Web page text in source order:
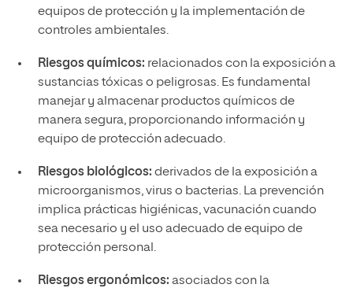
equipos de protección y la implementación de
controles ambientales.
Riesgos químicos: relacionados con la exposición a
sustancias tóxicas o peligrosas. Es fundamental
manejar y almacenar productos químicos de
manera segura, proporcionando información y
equipo de protección adecuado.
Riesgos biológicos: derivados de la exposición a
microorganismos, virus o bacterias. La prevención
implica prácticas higiénicas, vacunación cuando
sea necesario y el uso adecuado de equipo de
protección personal.
Riesgos ergonómicos: asociados con la